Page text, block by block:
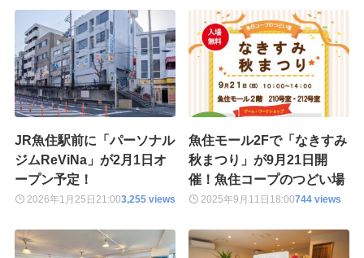
JR魚住駅前に「パーソナル
ジムReViNa」が2月1日オ
ープン予定！
2026年1月25日 21:003,255 views
魚住モール2Fで「なきすみ
秋まつり」が9月21日開
催！魚住コープのつどい場
2025年9月11日 18:00744 views